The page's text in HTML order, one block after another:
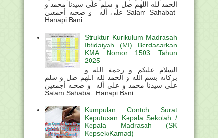
الحمد لله اللهم صل و سلم على سيدنا محمد و
على أله و صحبه أجمعين Salam Sahabat
Hanapi Bani ....
Struktur Kurikulum Madrasah
Ibtidaiyah (MI) Berdasarkan
KMA Nomor 1503 Tahun
2025
السلام عليكم و رحمة الله و
بركاته بسم الله و الحمد لله اللهم صل و سلم
على سيدنا محمد و على أله و صحبه أجمعين
Salam Sahabat Hanapi Bani . ...
Kumpulan Contoh Surat
Keputusan Kepala Sekolah /
Kepala Madrasah (SK
Kepsek/Kamad)